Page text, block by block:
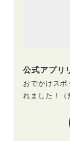
公式アプリ
おでかけスポ
れました！（